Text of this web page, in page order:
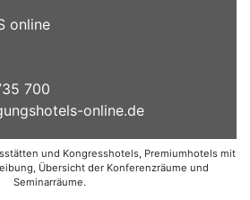
online
700
online.de
und Kongresshotels, Premiumhotels mit
Übersicht der Konferenzräume und
Seminarräume.